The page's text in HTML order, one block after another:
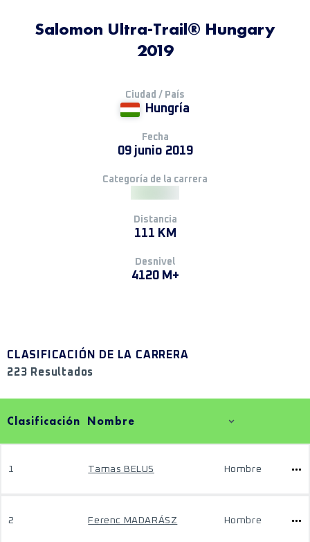
Salomon Ultra-Trail® Hungary
2019
Ciudad / País
Hungría
Fecha
09 junio 2019
Categoría de la carrera
Distancia
111 KM
Desnivel
4120 M+
CLASIFICACIÓN DE LA CARRERA
223 Resultados
Clasificación Nombre
1 Tamas BELUS Hombre
2 Ferenc MADARÁSZ Hombre